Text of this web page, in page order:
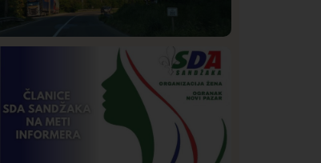
Požar od Magliča do Ušća, brda u
plamenu – vatrogasci na terenu